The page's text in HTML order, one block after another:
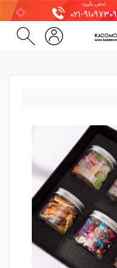
تماس بگیرید
021-91097309